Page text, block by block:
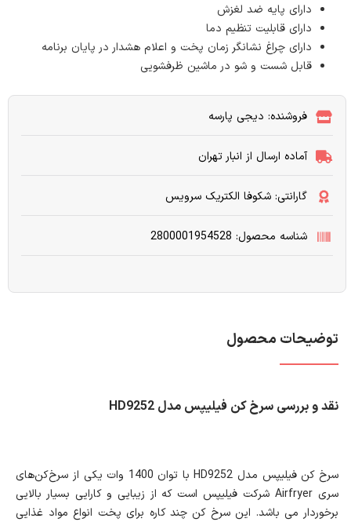
دارای پایه ضد لغزش
دارای قابلیت تنظیم دما
دارای چراغ نشانگر زمان پخت و اعلام هشدار در پایان برنامه
قابل شست و شو در ماشین ظرفشویی
فروشنده: دیجی پارسه
آماده ارسال از انبار تهران
گارانتی: شکوفا الکتریک سرویس
شناسه محصول: 2800001954528
توضیحات محصول
نقد و بررسی سرخ کن فیلیپس مدل HD9252
سرخ کن فیلیپس مدل HD9252 با توان 1400 وات یکی از سرخ‌کن‌های
سری Airfryer شرکت فیلیپس است که از زیبایی و کارایی بسیار بالایی
برخوردار می باشد. این سرخ کن چند کاره برای پخت انواع مواد غذایی